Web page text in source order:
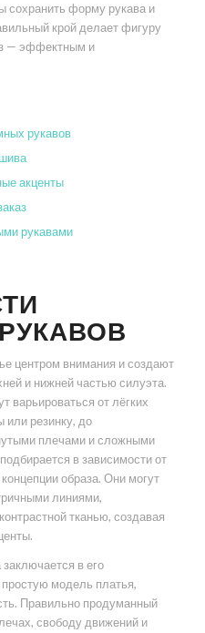
сохранить форму рукава и
крой делает фигуру
— эффектным и
рукавов
акценты
рукавами
центром внимания и создают
и нижней частью силуэта.
варьироваться от лёгких
резинку, до
плечами и сложными
в зависимости от
образа. Они могут
линиями,
тканью, создавая
в его
модель платья,
Правильно продуманный
свободу движений и